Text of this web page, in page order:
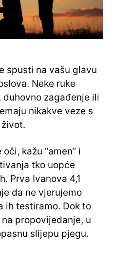
spusti na vašu glavu
Neke ruke
zagađenje ili
nikakve veze s
kažu “amen” i
tko uopće
Prva Ivanova 4,1
da ne vjerujemo
ih testiramo. Dok to
propovijedanje, u
slijepu pjegu.